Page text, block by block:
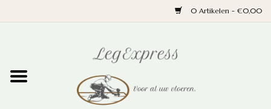
0 Artikelen - €0,00